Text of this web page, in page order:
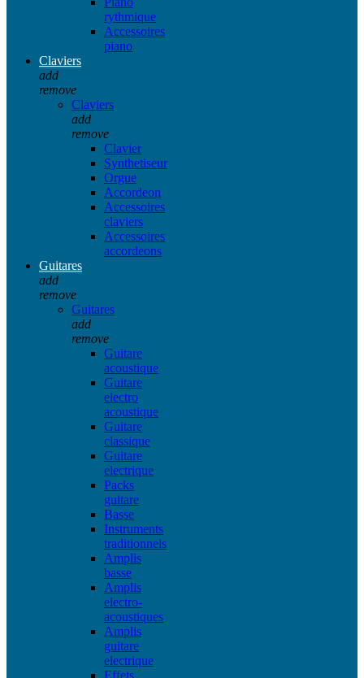
rythmique
Accessoires
piano
Claviers
add
remove
Claviers
add
remove
Clavier
Synthetiseur
Orgue
Accordeon
Accessoires
claviers
Accessoires
accordeons
Guitares
add
remove
Guitares
add
remove
Guitare
acoustique
Guitare
electro
acoustique
Guitare
classique
Guitare
electrique
Packs
guitare
Basse
Instruments
traditionnels
Amplis
basse
Amplis
electro-
acoustiques
Amplis
guitare
electrique
Effets